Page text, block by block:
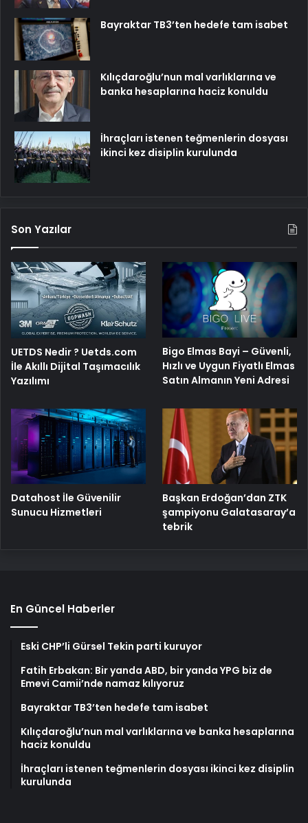
Bayraktar TB3’ten hedefe tam isabet
Kılıçdaroğlu’nun mal varlıklarına ve
banka hesaplarına haciz konuldu
İhraçları istenen teğmenlerin dosyası
ikinci kez disiplin kurulunda
Son Yazılar
UETDS Nedir ? Uetds.com
İle Akıllı Dijital Taşımacılık
Yazılımı
Bigo Elmas Bayi – Güvenli,
Hızlı ve Uygun Fiyatlı Elmas
Satın Almanın Yeni Adresi
Datahost İle Güvenilir
Sunucu Hizmetleri
Başkan Erdoğan’dan ZTK
şampiyonu Galatasaray’a
tebrik
En Güncel Haberler
Eski CHP’li Gürsel Tekin parti kuruyor
Fatih Erbakan: Bir yanda ABD, bir yanda YPG biz de
Emevi Camii’nde namaz kılıyoruz
Bayraktar TB3’ten hedefe tam isabet
Kılıçdaroğlu’nun mal varlıklarına ve banka hesaplarına
haciz konuldu
İhraçları istenen teğmenlerin dosyası ikinci kez disiplin
kurulunda